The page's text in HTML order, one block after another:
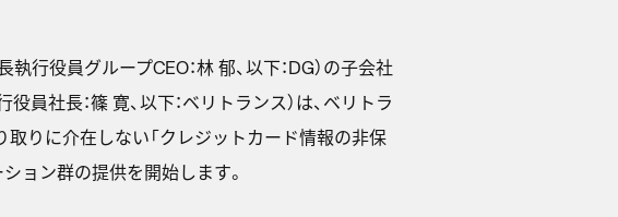
行役員グループCEO：林 郁、以下：DG）の子会社
員社長：篠 寛、以下：ベリトランス）は、ベリトラ
りに介在しない「クレジットカード情報の非保
ョン群の提供を開始します。